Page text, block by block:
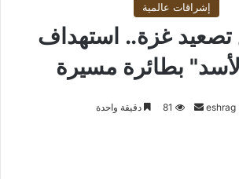
إشراقات عالمية
غزة.. استهداف
بطائرة مسيرة
eshrag
أرسل 81 دقيقة واحدة